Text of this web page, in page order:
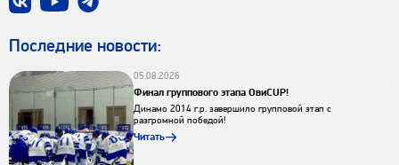
Последниe новости:
05.08.2026
Финал группового этапа ОвиCUP!
Динамо 2014 г.р. завершило групповой этап с
разгромной победой!
Читать